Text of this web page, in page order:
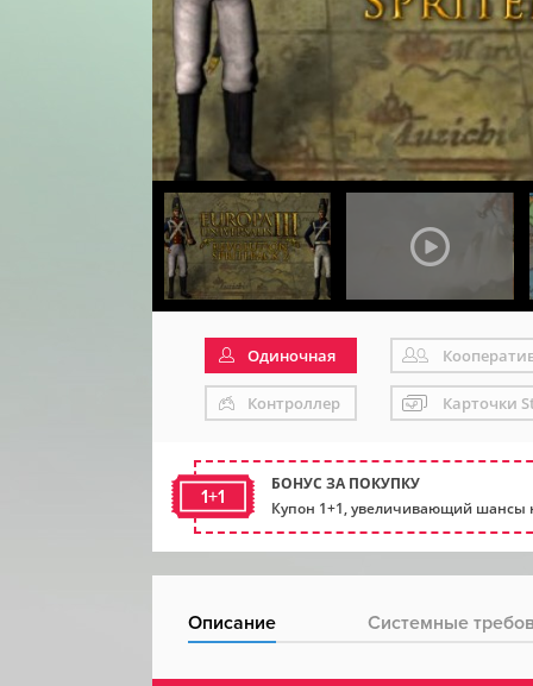
Одиночная
Контроллер Карточки
1+1
БОНУС ЗА ПОКУПКУ
Купон 1+1, увеличивающий шансы
Описание Системные